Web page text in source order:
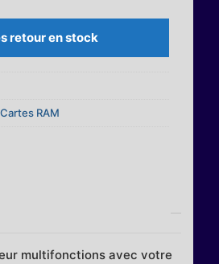
retour en stock
RAM
multifonctions avec votre